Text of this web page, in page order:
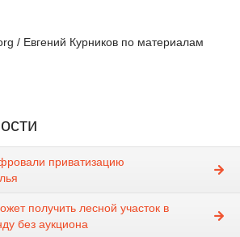
/ Евгений Курников по материалам
приватизацию
получить лесной участок в
без аукциона